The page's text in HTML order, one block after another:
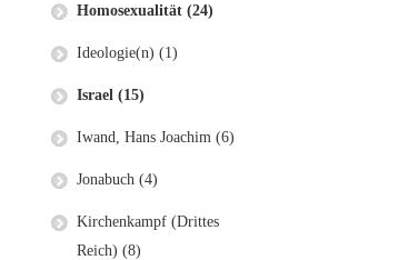
Homosexualität (24)
Ideologie(n) (1)
Israel (15)
Iwand, Hans Joachim (6)
Jonabuch (4)
Kirchenkampf (Drittes
Reich) (8)